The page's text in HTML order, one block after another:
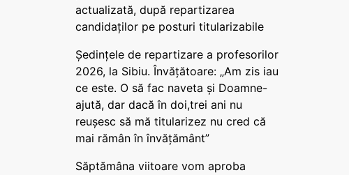
actualizată, după repartizarea
candidaților pe posturi titularizabile
Ședințele de repartizare a profesorilor
2026, la Sibiu. Învățătoare: „Am zis iau
ce este. O să fac naveta și Doamne-
ajută, dar dacă în doi,trei ani nu
reușesc să mă titularizez nu cred că
mai rămân în învățământ”
Săptămâna viitoare vom aproba